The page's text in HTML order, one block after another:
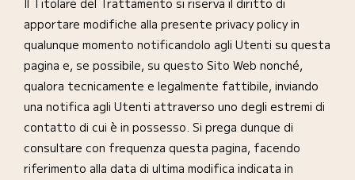
Il Titolare del Trattamento si riserva il diritto di
apportare modifiche alla presente privacy policy in
qualunque momento notificandolo agli Utenti su questa
pagina e, se possibile, su questo Sito Web nonché,
qualora tecnicamente e legalmente fattibile, inviando
una notifica agli Utenti attraverso uno degli estremi di
contatto di cui è in possesso. Si prega dunque di
consultare con frequenza questa pagina, facendo
riferimento alla data di ultima modifica indicata in